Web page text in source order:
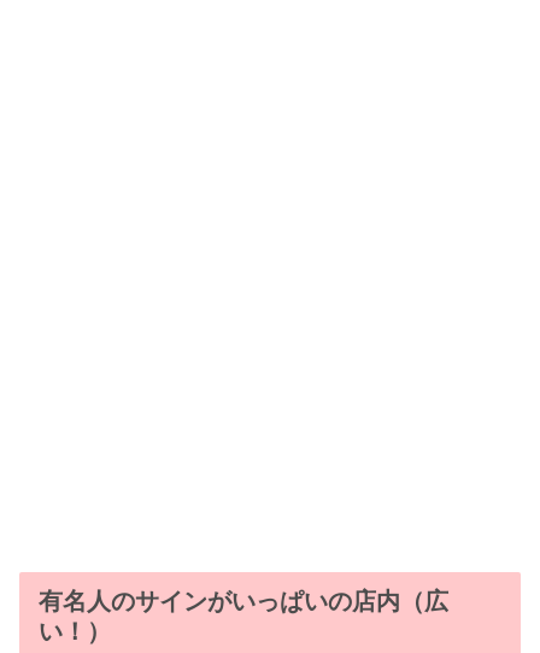
有名人のサインがいっぱいの店内（広
い！）